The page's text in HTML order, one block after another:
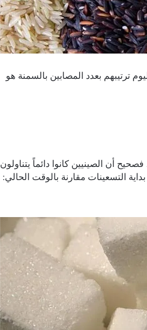
ترتيبهم بعدد المصابين بالسمنة هو
أن الصينيين كانوا دائماً يتناولون
التسعينات مقارنة بالوقت الحالي: